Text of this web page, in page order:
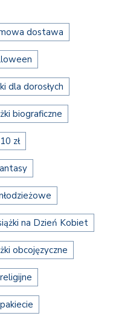
dostawa
dla dorosłych
biograficzne
zł
na Dzień Kobiet
obcojęzyczne